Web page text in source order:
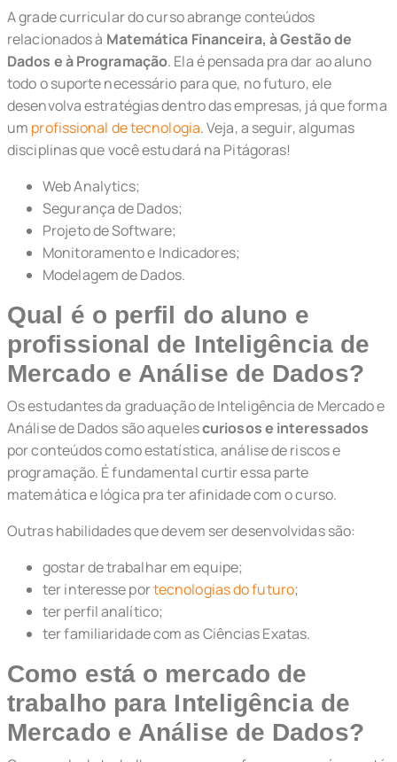
A grade curricular do curso abrange conteúdos
relacionados à Matemática Financeira, à Gestão de
Dados e à Programação. Ela é pensada pra dar ao aluno
todo o suporte necessário para que, no futuro, ele
desenvolva estratégias dentro das empresas, já que forma
um profissional de tecnologia. Veja, a seguir, algumas
disciplinas que você estudará na Pitágoras!
Web Analytics;
Segurança de Dados;
Projeto de Software;
Monitoramento e Indicadores;
Modelagem de Dados.
Qual é o perfil do aluno e
profissional de Inteligência de
Mercado e Análise de Dados?
Os estudantes da graduação de Inteligência de Mercado e
Análise de Dados são aquelescuriosos e interessados
por conteúdos como estatística, análise de riscos e
programação. É fundamental curtir essa parte
matemática e lógica pra ter afinidade com o curso.
Outras habilidades que devem ser desenvolvidas são:
gostar de trabalhar em equipe;
ter interesse portecnologias do futuro;
ter perfil analítico;
ter familiaridade com as Ciências Exatas.
Como está o mercado de
trabalho para Inteligência de
Mercado e Análise de Dados?